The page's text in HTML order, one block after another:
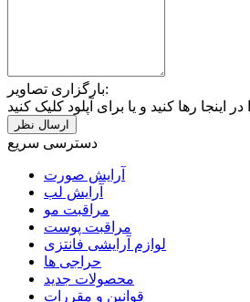
بارگزاری تصاویر:
دسترسی سریع
آرایش صورت
آرایش لب
مراقبت مو
مراقبت پوست
لوازم آرایشی فانتزی
حراجی ها
محصولات جدید
قوانین و مقررات